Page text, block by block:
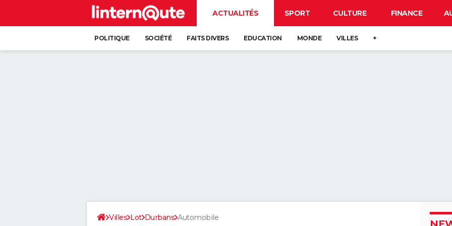
ACTUALITÉS SPORT CULTURE FINANCE
POLITIQUE SOCIÉTÉ FAITS DIVERS EDUCATION MONDE VILLES +
Villes Lot Durbans Automobile